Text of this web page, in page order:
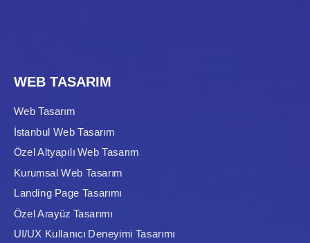
WEB TASARIM
Web Tasarım
İstanbul Web Tasarım
Özel Altyapılı Web Tasarım
Kurumsal Web Tasarım
Landing Page Tasarımı
Özel Arayüz Tasarımı
UI/UX Kullanıcı Deneyimi Tasarımı